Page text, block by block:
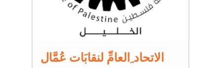
الاتحاد ِالعامِّ لنقابَات عُمَّال